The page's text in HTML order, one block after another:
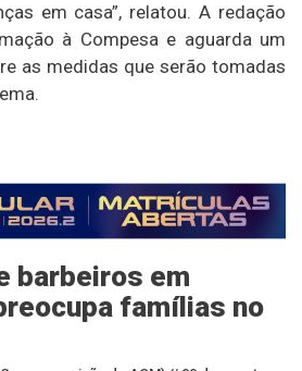
em casa”, relatou. A redação
à Compesa e aguarda um
as medidas que serão tomadas
barbeiros em
famílias no